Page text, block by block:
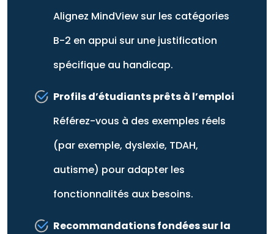
Alignez MindView sur les catégories
B-2 en appui sur une justification
spécifique au handicap.
Profils d’étudiants prêts à l’emploi
Référez-vous à des exemples réels
(par exemple, dyslexie, TDAH,
autisme) pour adapter les
fonctionnalités aux besoins.
Recommandations fondées sur la